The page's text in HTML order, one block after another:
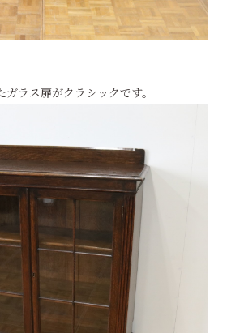
ラス扉がクラシックです。